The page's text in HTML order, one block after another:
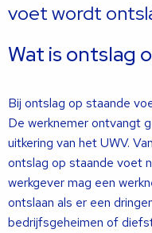
voet wordt
Wat is ontslag
Bij ontslag op staande
De werknemer ontvangt
uitkering van het UWV.
ontslag op staande voet
werkgever mag een
ontslaan als er een
bedrijfsgeheimen of